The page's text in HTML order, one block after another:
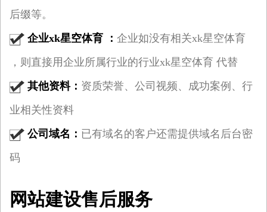
后缀等。
企业xk星空体育 ： 企业如没有相关xk星空体育
，则直接用企业所属行业的行业xk星空体育 代替
其他资料： 资质荣誉、公司视频、成功案例、行
业相关性资料
公司域名： 已有域名的客户还需提供域名后台密
码
网站建设售后服务